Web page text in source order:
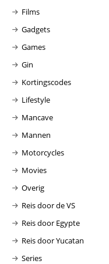
Films
Gadgets
Games
Gin
Kortingscodes
Lifestyle
Mancave
Mannen
Motorcycles
Movies
Overig
Reis door de VS
Reis door Egypte
Reis door Yucatan
Series